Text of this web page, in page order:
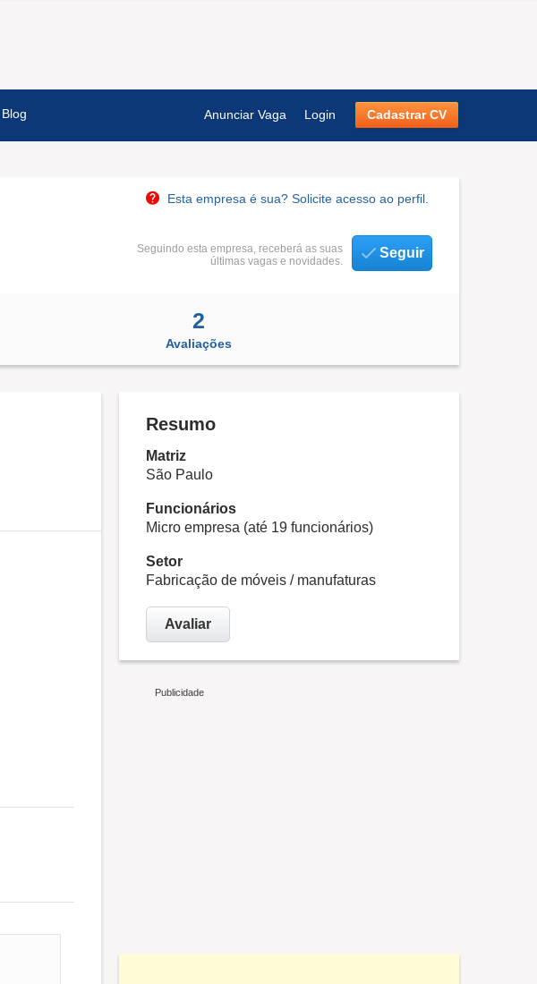
Blog Anunciar Vaga Login Cadastrar CV
Esta empresa é sua? Solicite acesso ao perfil.
Seguindo esta empresa, receberá as suas
últimas vagas e novidades.
Seguir
2
Avaliações
Resumo
Matriz
São Paulo
Funcionários
Micro empresa (até 19 funcionários)
Setor
Fabricação de móveis / manufaturas
Avaliar